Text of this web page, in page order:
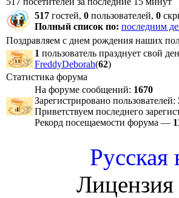
517 гостей, 0 пользователей, 0
Полный список по: последним
Поздравляем с днем рождения наших
1 пользователь празднует свой
FreddyDeborah(62)
Статистика форума
На форуме сообщений: 1670
Зарегистрировано пользователей:
Приветствуем последнего
Рекорд посещаемости форума —
Русская
Лицензия